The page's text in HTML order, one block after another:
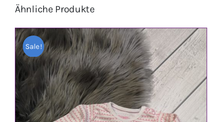
Ähnliche Produkte
Sale!